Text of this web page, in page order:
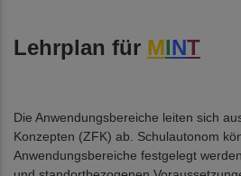
Lehrplan für MINT
Die Anwendungsbereiche leiten sich
Konzepten (ZFK) ab. Schulautonom
Anwendungsbereiche festgelegt